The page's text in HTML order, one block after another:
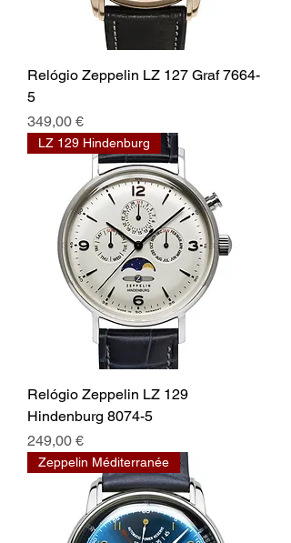
Relógio Zeppelin LZ 127 Graf 7664-
5
Preço
349,00 €
LZ 129 Hindenburg
Relógio Zeppelin LZ 129
Hindenburg 8074-5
Preço
249,00 €
Zeppelin Méditerranée